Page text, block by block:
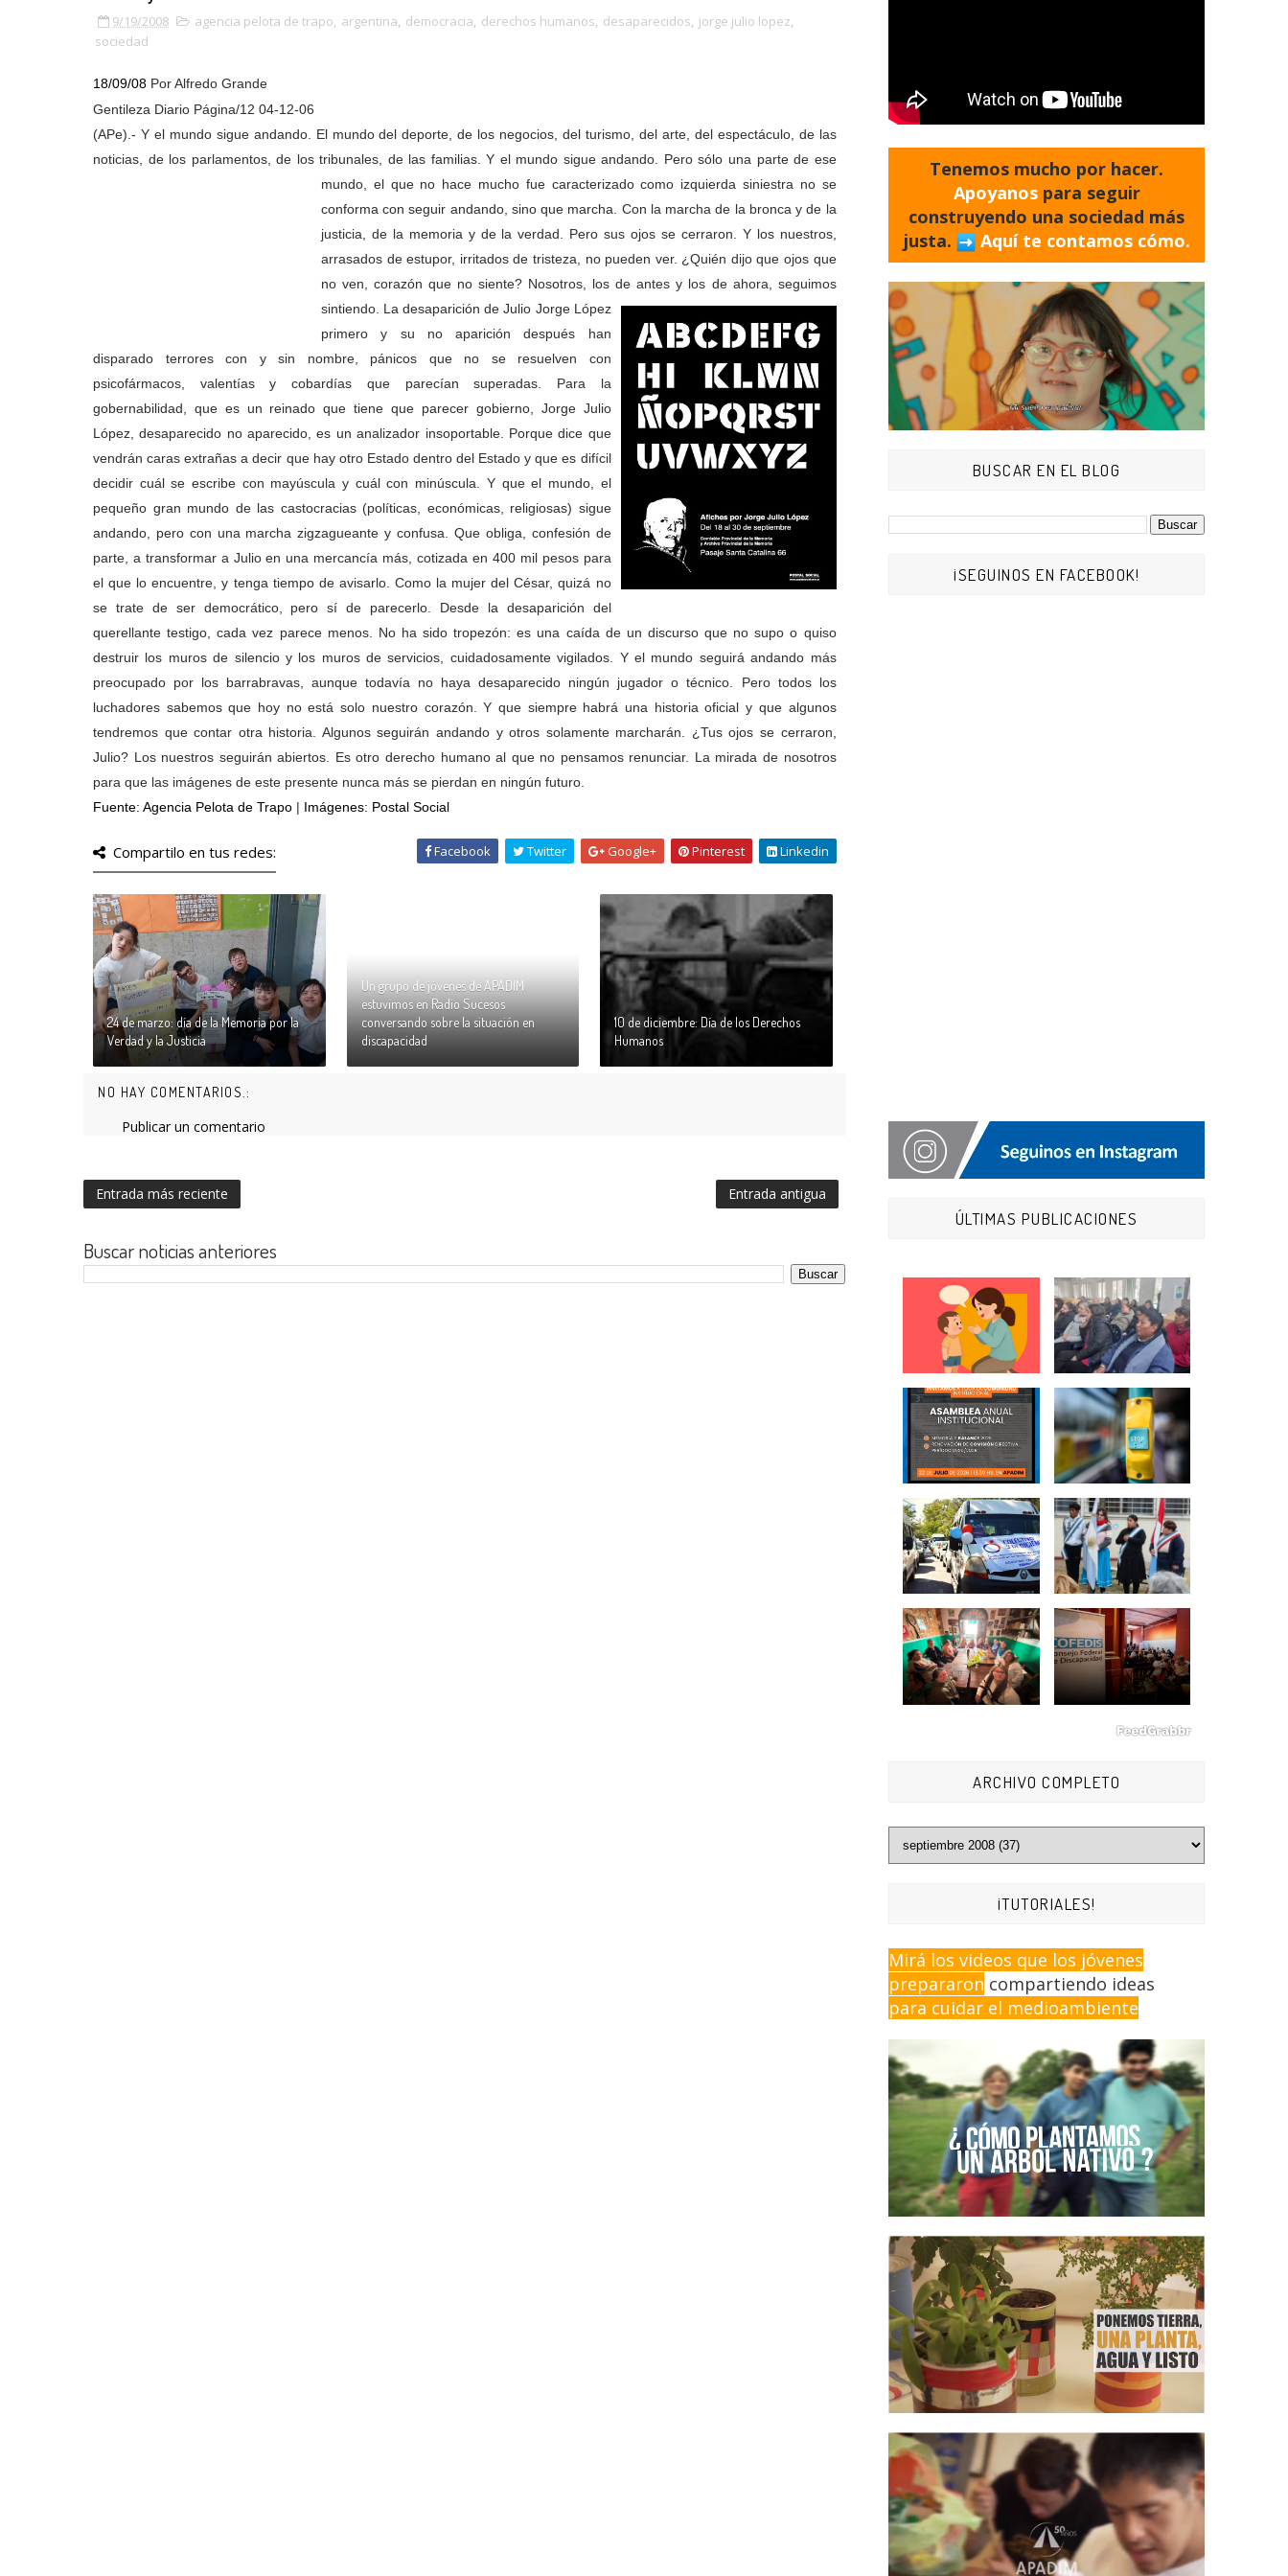
9/19/2008 agencia pelota de trapo, argentina, democracia, derechos humanos, desaparecidos, jorge julio lopez,
sociedad
18/09/08 Por Alfredo Grande
Gentileza Diario Página/12 04-12-06
(APe).- Y el mundo sigue andando. El mundo del deporte, de los negocios, del turismo, del arte, del espectáculo, de las
noticias, de los parlamentos, de los tribunales, de las familias. Y el mundo sigue andando. Pero sólo una parte de ese
mundo, el que no hace mucho fue caracterizado como izquierda siniestra no se
conforma con seguir andando, sino que marcha. Con la marcha de la bronca y de la
justicia, de la memoria y de la verdad. Pero sus ojos se cerraron. Y los nuestros,
arrasados de estupor, irritados de tristeza, no pueden ver. ¿Quién dijo que ojos que
no ven, corazón que no siente? Nosotros, los de antes y los de ahora, seguimos
sintiendo. La desaparición de Julio Jorge López
primero y su no aparición después han
disparado terrores con y sin nombre, pánicos que no se resuelven con
psicofármacos, valentías y cobardías que parecían superadas. Para la
gobernabilidad, que es un reinado que tiene que parecer gobierno, Jorge Julio
López, desaparecido no aparecido, es un analizador insoportable. Porque dice que
vendrán caras extrañas a decir que hay otro Estado dentro del Estado y que es difícil
decidir cuál se escribe con mayúscula y cuál con minúscula. Y que el mundo, el
pequeño gran mundo de las castocracias (políticas, económicas, religiosas) sigue
andando, pero con una marcha zigzagueante y confusa. Que obliga, confesión de
parte, a transformar a Julio en una mercancía más, cotizada en 400 mil pesos para
el que lo encuentre, y tenga tiempo de avisarlo. Como la mujer del César, quizá no
se trate de ser democrático, pero sí de parecerlo. Desde la desaparición del
querellante testigo, cada vez parece menos. No ha sido tropezón: es una caída de un discurso que no supo o quiso
destruir los muros de silencio y los muros de servicios, cuidadosamente vigilados. Y el mundo seguirá andando más
preocupado por los barrabravas, aunque todavía no haya desaparecido ningún jugador o técnico. Pero todos los
luchadores sabemos que hoy no está solo nuestro corazón. Y que siempre habrá una historia oficial y que algunos
tendremos que contar otra historia. Algunos seguirán andando y otros solamente marcharán. ¿Tus ojos se cerraron,
Julio? Los nuestros seguirán abiertos. Es otro derecho humano al que no pensamos renunciar. La mirada de nosotros
para que las imágenes de este presente nunca más se pierdan en ningún futuro.
Fuente: Agencia Pelota de Trapo | Imágenes: Postal Social
Compartilo en tus redes: Facebook Twitter Google+ Pinterest Linkedin
24 de marzo: día de la Memoria por la
Verdad y la Justicia
Un grupo de jóvenes de APADIM
estuvimos en Radio Sucesos
conversando sobre la situación en
discapacidad
10 de diciembre: Día de los Derechos
Humanos
NO HAY COMENTARIOS.:
Publicar un comentario
Entrada más reciente Entrada antigua
Buscar noticias anteriores
Tenemos mucho por hacer.
Apoyanos para seguir
construyendo una sociedad más
justa.
Aquí te contamos cómo.
BUSCAR EN EL BLOG
¡SEGUINOS EN FACEBOOK!
ÚLTIMAS PUBLICACIONES
ARCHIVO COMPLETO
¡TUTORIALES!
Mirá los videos que los jóvenes
prepararon compartiendo ideas
para cuidar el medioambiente